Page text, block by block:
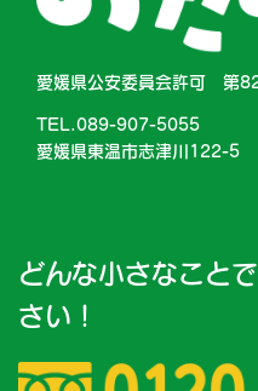
愛媛県公安委員会許可 第
TEL.089-907-5055
愛媛県東温市志津川122-5
どんな小さなこと
さい！